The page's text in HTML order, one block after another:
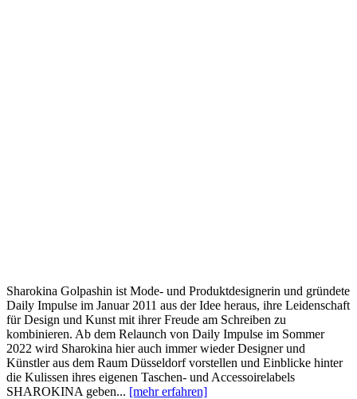
Sharokina Golpashin ist Mode- und Produktdesignerin und gründete
Daily Impulse im Januar 2011 aus der Idee heraus, ihre Leidenschaft
für Design und Kunst mit ihrer Freude am Schreiben zu
kombinieren. Ab dem Relaunch von Daily Impulse im Sommer
2022 wird Sharokina hier auch immer wieder Designer und
Künstler aus dem Raum Düsseldorf vorstellen und Einblicke hinter
die Kulissen ihres eigenen Taschen- und Accessoirelabels
SHAROKINA geben... [mehr erfahren]